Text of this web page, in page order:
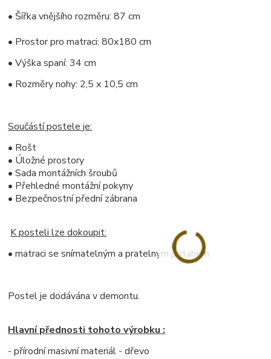
• Šířka vnějšího rozměru: 87 cm
• Prostor pro matraci: 80x180 cm
• Výška spaní: 34 cm
• Rozměry nohy: 2,5 x 10,5 cm
Součástí postele je:
• Rošt
• Úložné prostory
• Sada montážních šroubů
• Přehledné montážní pokyny
• Bezpečnostní přední zábrana
K posteli lze dokoupit:
• matraci se snímatelným a pratelným potahem
Postel je dodávána v demontu.
Hlavní přednosti tohoto výrobku :
- přírodní masivní materiál - dřevo